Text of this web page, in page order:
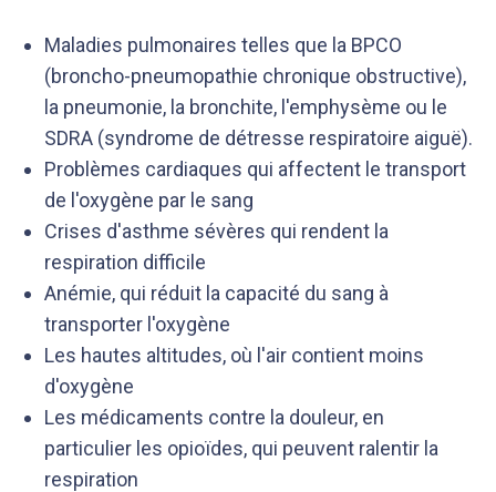
Maladies pulmonaires telles que la BPCO
(broncho-pneumopathie chronique obstructive),
la pneumonie, la bronchite, l'emphysème ou le
SDRA (syndrome de détresse respiratoire aiguë).
Problèmes cardiaques qui affectent le transport
de l'oxygène par le sang
Crises d'asthme sévères qui rendent la
respiration difficile
Anémie, qui réduit la capacité du sang à
transporter l'oxygène
Les hautes altitudes, où l'air contient moins
d'oxygène
Les médicaments contre la douleur, en
particulier les opioïdes, qui peuvent ralentir la
respiration